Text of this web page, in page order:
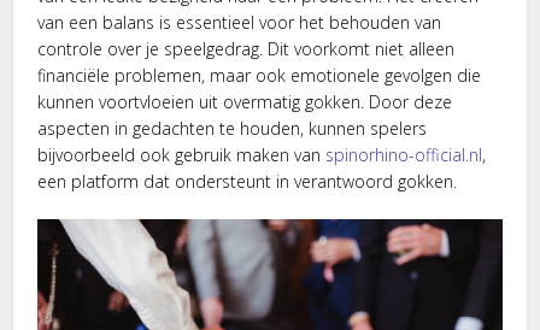
van een balans is essentieel voor het behouden van
controle over je speelgedrag. Dit voorkomt niet alleen
financiële problemen, maar ook emotionele gevolgen die
kunnen voortvloeien uit overmatig gokken. Door deze
aspecten in gedachten te houden, kunnen spelers
bijvoorbeeld ook gebruik maken van spinorhino-official.nl,
een platform dat ondersteunt in verantwoord gokken.